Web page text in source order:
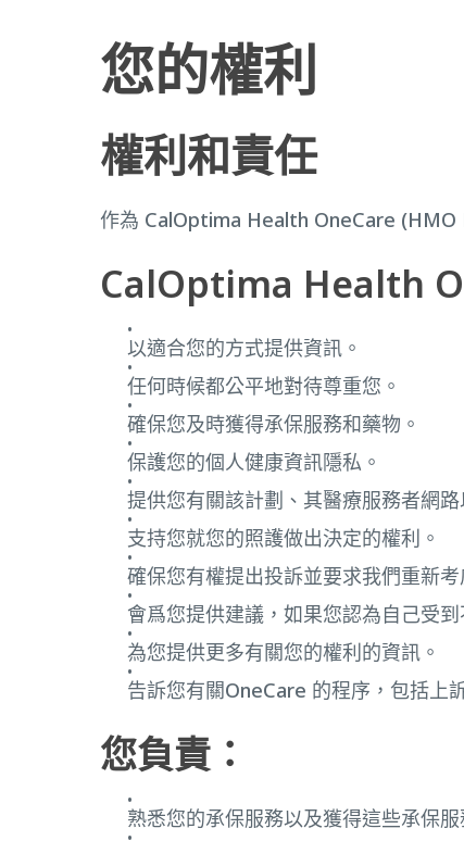
您的權利
權利和責任
作為 CalOptima Health OneCare (HMO
CalOptima Health
以適合您的方式提供資訊。
任何時候都公平地對待尊重您。
確保您及時獲得承保服務和藥物。
保護您的個人健康資訊隱私。
提供您有關該計劃、其醫療服務者網
支持您就您的照護做出決定的權利。
確保您有權提出投訴並要求我們重新考
會爲您提供建議，如果您認為自己受
為您提供更多有關您的權利的資訊。
告訴您有關OneCare 的程序，包括上
您負責：
熟悉您的承保服務以及獲得這些承保